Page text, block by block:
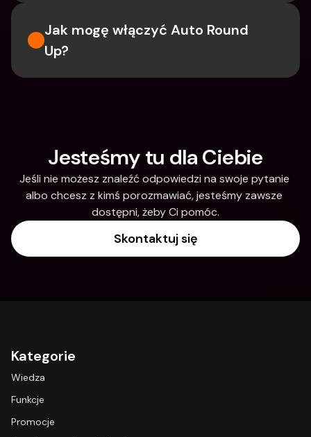
Jak mogę włączyć Auto Round
Up?
Jesteśmy tu dla Ciebie
Jeśli nie możesz znaleźć odpowiedzi na swoje pytanie
albo chcesz z kimś porozmawiać, jesteśmy zawsze
dostępni, żeby Ci pomóc.
Skontaktuj się
Kategorie
Wiedza
Funkcje
Promocje